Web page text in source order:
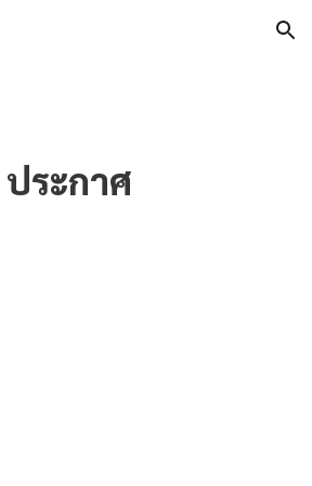
Skip to navigation
ประกาศ